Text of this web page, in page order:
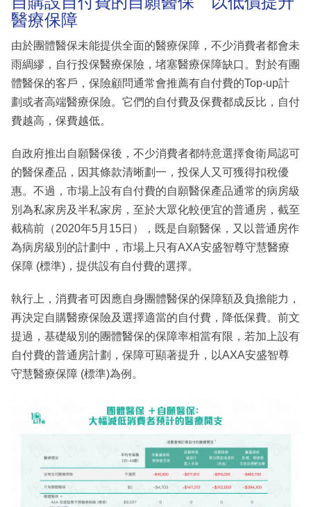
醫療保障
由於團體醫保未能提供全面的醫療保障，不少消費者都會未
雨綢繆，自行投保醫療保險，堵塞醫療保障缺口。對於有團
體醫保的客戶，保險顧問通常會推薦有自付費的Top-up計
劃或者高端醫療保險。它們的自付費及保費都成反比，自付
費越高，保費越低。
自政府推出自願醫保後，不少消費者都特意選擇食衛局認可
的醫保產品，因其條款清晰劃一，投保人又可獲得扣稅優
惠。不過，市場上設有自付費的自願醫保產品通常的病房級
別為私家房及半私家房，至於大眾化較便宜的普通房，截至
截稿前（2020年5月15日），既是自願醫保，又以普通房作
為病房級別的計劃中，市場上只有AXA安盛智尊守慧醫療
保障 (標準)，提供設有自付費的選擇。
執行上，消費者可因應自身團體醫保的保障額及負擔能力，
再決定自購醫療保險及選擇適當的自付費，降低保費。前文
提過，基礎級別的團體醫保的保障率相當有限，若加上設有
自付費的普通房計劃，保障可顯著提升，以AXA安盛智尊
守慧醫療保障 (標準)為例。